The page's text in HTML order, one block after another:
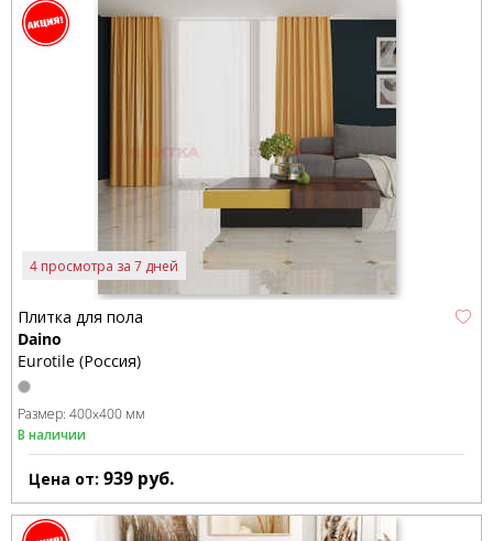
4 просмотра за 7 дней
Плитка для пола
Daino
Eurotile (Россия)
Размер: 400x400 мм
В наличии
Цена от: 939 руб.